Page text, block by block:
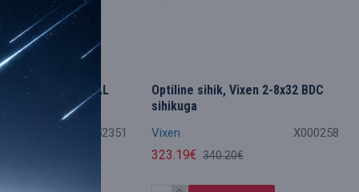
ELCA152351
GOLD MEDAL
Vixen X000258
Optiline sihik, Vixen 2-8x32 BDC
sihikuga
323.19€ 340.20€